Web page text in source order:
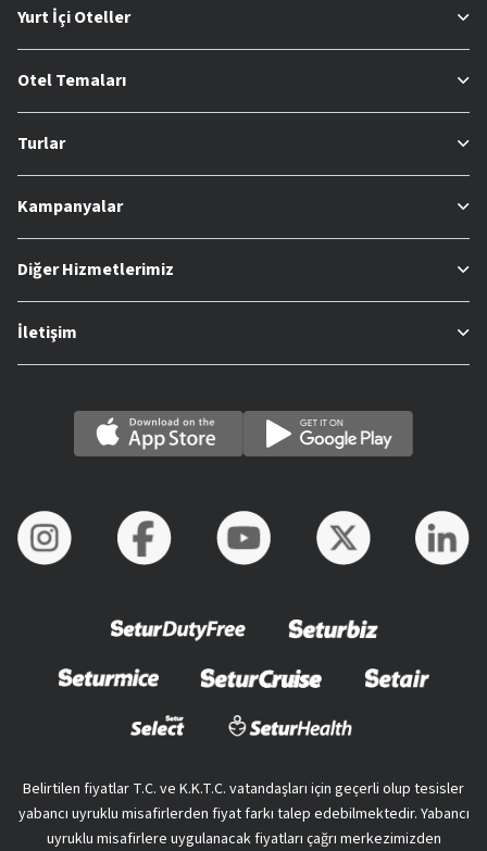
Yurt İçi Oteller
Otel Temaları
Turlar
Kampanyalar
Diğer Hizmetlerimiz
İletişim
Belirtilen fiyatlar T.C. ve K.K.T.C. vatandaşları için geçerli olup tesisler
yabancı uyruklu misafirlerden fiyat farkı talep edebilmektedir. Yabancı
uyruklu misafirlere uygulanacak fiyatları çağrı merkezimizden